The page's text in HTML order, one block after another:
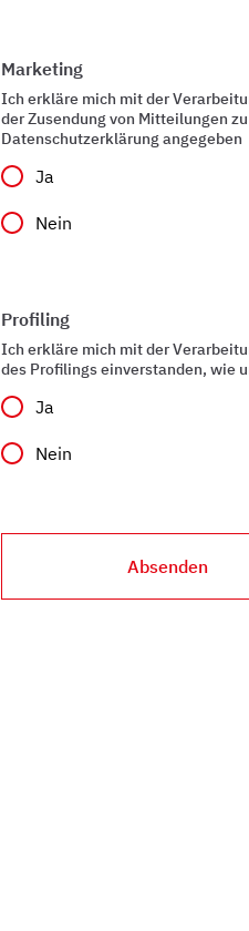
Marketing
Ich erkläre mich mit der
der Zusendung von Mitteilungen
Datenschutzerklärung angegeben
Ja
Nein
Profiling
Ich erkläre mich mit der
des Profilings einverstanden, wie
Ja
Nein
Absenden